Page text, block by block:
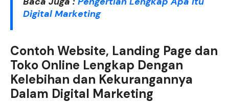
Digital Marketing
Contoh Website, Landing Page dan
Toko Online Lengkap Dengan
Kelebihan dan Kekurangannya
Dalam Digital Marketing